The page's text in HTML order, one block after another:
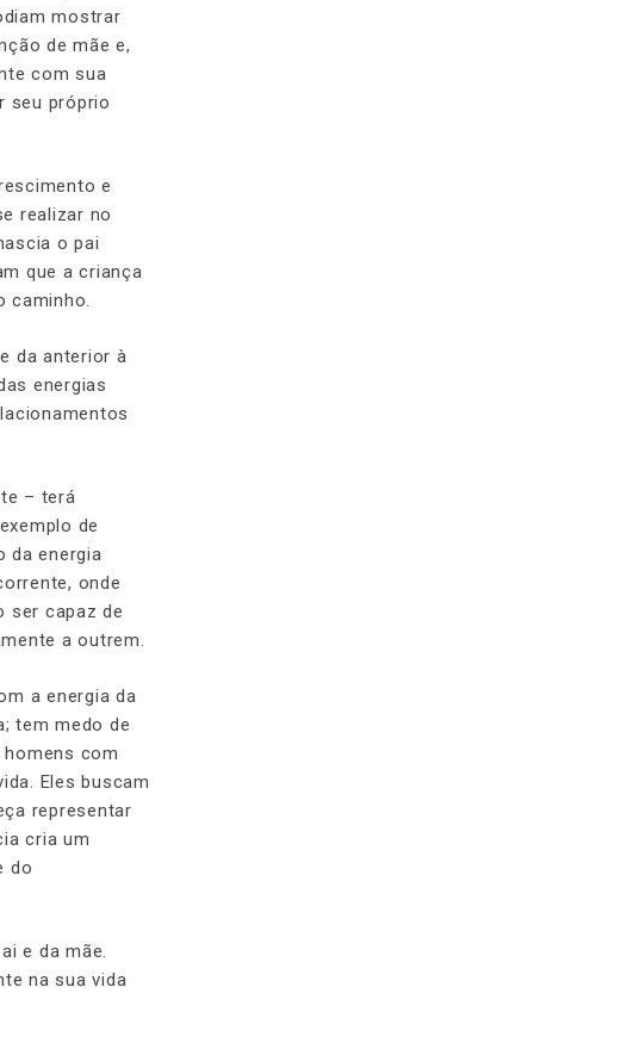
mostrar
de mãe e,
com sua
seu próprio
e
realizar no
o pai
que a criança
caminho.
da anterior à
energias
– terá
de
da energia
onde
ser capaz de
a outrem.
a energia da
tem medo de
com
Eles buscam
representar
cria um
do
e da mãe.
na sua vida